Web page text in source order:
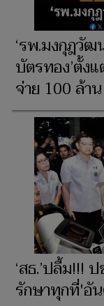
‘รพ.มงกุฎวัฒ
บัตรทอง’ตั้ง
จ่าย 100 ล้าน
‘สธ.’ปลื้ม!!!
รักษาทุกที่'อั